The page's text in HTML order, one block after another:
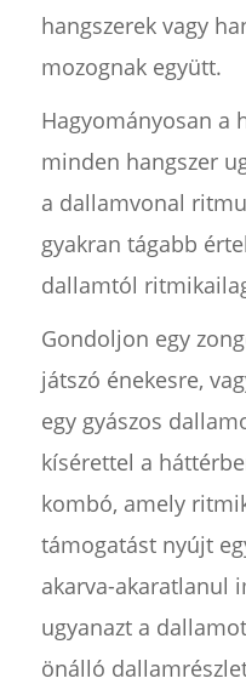
hangszerek vagy
mozognak együtt.
Hagyományosan a
minden hangszer
a dallamvonal
gyakran tágabb
dallamtól
Gondoljon egy
játszó énekesre,
egy gyászos
kísérettel a
kombó, amely
támogatást nyújt
akarva-akaratlanul
ugyanazt a
önálló